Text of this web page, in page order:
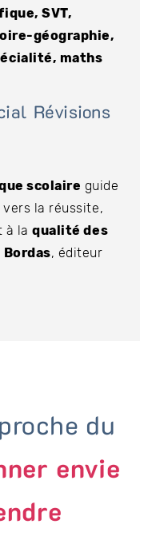
SVT,
géographie,
maths
Révisions
scolaire guide
vers la réussite,
à laqualité des
, éditeur
du
envie